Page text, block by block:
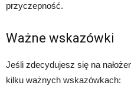
przyczepność.
Ważne wskazówki
Jeśli zdecydujesz się na
kilku ważnych wskazówkach: